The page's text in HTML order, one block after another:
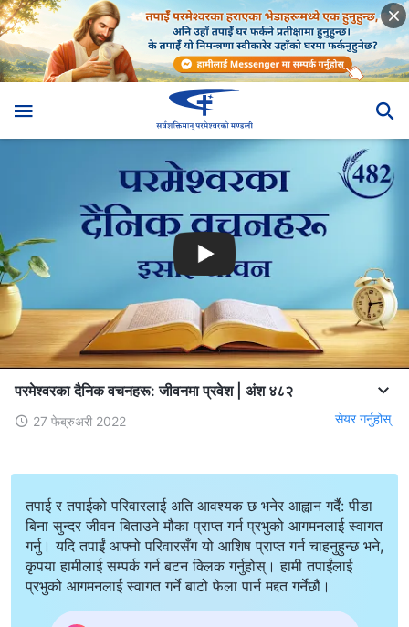
परमेश्‍वरका दैनिक वचनहरू: जीवनमा प्रवेश | अंश ४८२
27 फेब्रुअरी 2022 सेयर गर्नुहोस्
तपाई र तपाईको परिवारलाई अति आवश्यक छ भनेर आह्वान गर्दै: पीडा
बिना सुन्दर जीवन बिताउने मौका प्राप्त गर्न प्रभुको आगमनलाई स्वागत
गर्नु। यदि तपाईं आफ्नो परिवारसँग यो आशिष प्राप्त गर्न चाहनुहुन्छ भने,
कृपया हामीलाई सम्पर्क गर्न बटन क्लिक गर्नुहोस्। हामी तपाईंलाई
प्रभुको आगमनलाई स्वागत गर्ने बाटो फेला पार्न मद्दत गर्नेछौं।